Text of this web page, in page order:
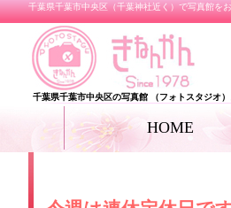
千葉県千葉市中央区（千葉神社近く）で写真館を
千葉県千葉市中央区の写真館 （フォトスタジオ）
HOME